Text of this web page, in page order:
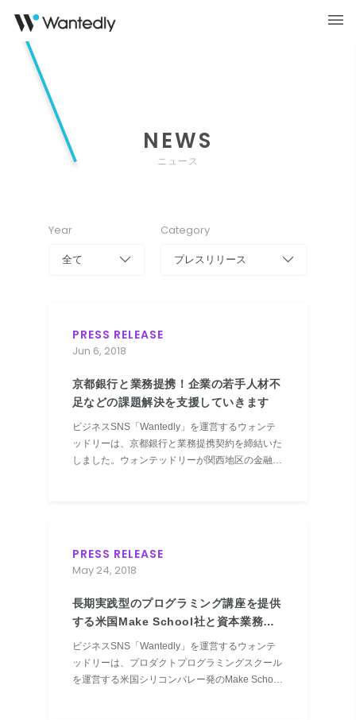
NEWS
ニュース
Year
全て
Category
プレスリリース
PRESS RELEASE
Jun 6, 2018
京都銀行と業務提携！企業の若手人材不
足などの課題解決を支援していきます
ビジネスSNS「Wantedly」を運営するウォンテ
ッドリーは、京都銀行と業務提携契約を締結いた
しました。ウォンテッドリーが関西地区の金融機
PRESS RELEASE
May 24, 2018
長期実践型のプログラミング講座を提供
する米国Make School社と資本業務提
携
ビジネスSNS「Wantedly」を運営するウォンテ
ッドリーは、プロダクトプログラミングスクール
を運営する米国シリコンバレー発のMake School